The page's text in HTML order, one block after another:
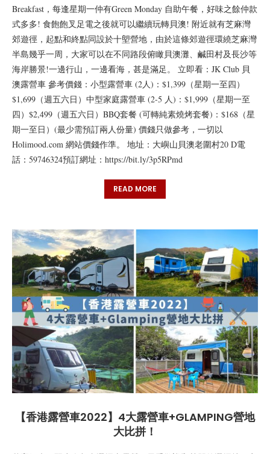
Breakfast，每逢星期一仲有Green Monday 自助午餐，好味之餘仲款
式多多! 食飽飽叉足電之後就可以繼續玩轉貝澳! 附近就有芝麻灣
郊遊徑，起點和終點同設於十塱營地，由於這條郊遊徑環繞芝麻灣
半島幾乎一周，大家可以在不同路段俯瞰貝澳灘、鹹田村及長沙等
海岸勝景!一邊行山，一邊看海，甚是滿足。 立即看：JK Club 貝
澳露營車 參考價錢：小型露營車 (2人)：$1,399（星期一至四）
$1,699（週五六日）中型家庭露營車 (2-5 人)：$1,999（星期一至
四）$2,499（週五六日）BBQ套餐 (可轉純素燒烤套餐)：$168（星
期一至日）(最少需預訂兩人份量) 價錢只做參考，一切以
Holimood.com 網站價錢作準。 地址：大嶼山貝澳老圍村20 D電
話：59746324預訂網址：https://bit.ly/3p5RPmd
READ MORE
【香港露營車2022】4大露營車+GLAMPING營地
大比拼！